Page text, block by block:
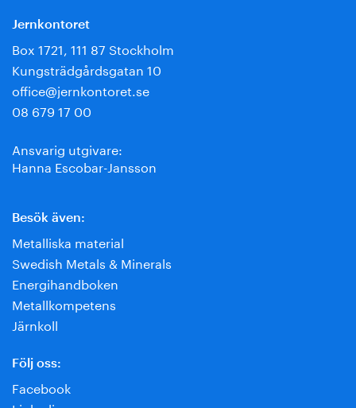
Jernkontoret
Box 1721, 111 87 Stockholm
Kungsträdgårdsgatan 10
office@jernkontoret.se
08 679 17 00
Ansvarig utgivare:
Hanna Escobar-Jansson
Besök även:
Metalliska material
Swedish Metals & Minerals
Energihandboken
Metallkompetens
Järnkoll
Följ oss:
Facebook